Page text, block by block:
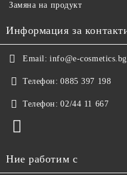
Замяна на продукт
Информация за
Email: info@e-cosmetics.bg
Телефон: 0885 397 198
Телефон: 02/44 11 667
Ние работим с